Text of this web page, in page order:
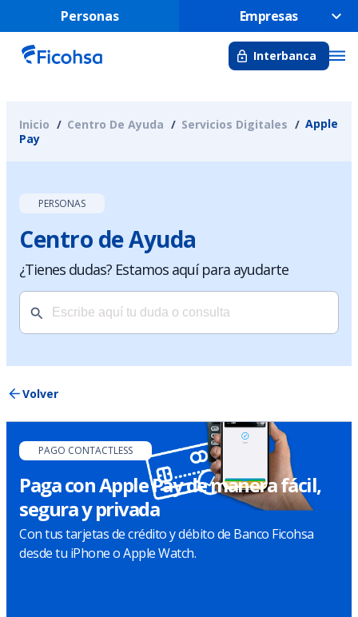
Personas Empresas
Interbanca
Inicio Centro De Ayuda Servicios Digitales
Apple
Pay
PERSONAS
Centro de Ayuda
¿Tienes dudas? Estamos aquí para ayudarte
Volver
PAGO CONTACTLESS
Paga con Apple Pay de manera fácil,
segura y privada
Con tus tarjetas de crédito y débito de Banco Ficohsa
desde tu iPhone o Apple Watch.